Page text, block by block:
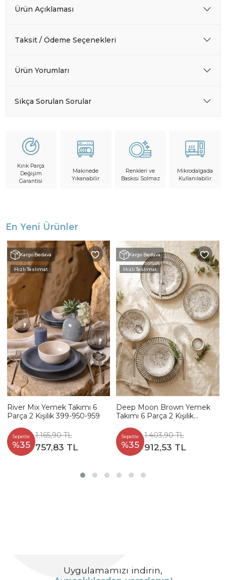
Ürün Açıklaması
Taksit / Ödeme Seçenekleri
Ürün Yorumları
Sıkça Sorulan Sorular
Kırık Parça
Değişim
Garantisi
Makinede
Yıkanabilir
Renkleri ve
Baskısı Solmaz
Mikrodalgada
Kullanılabilir
En Yeni Ürünler
Kargo Bedava
Hızlı Teslimat
River Mix Yemek Takımı 6
Parça 2 Kişilik 399-950-959
Sepette
%35
1.165,90 TL
757,83 TL
Kargo Bedava
Hızlı Teslimat
Deep Moon Brown Yemek
Takımı 6 Parça 2 Kişilik
Sepette
%35
1.403,90 TL
912,53 TL
Uygulamamızı indirin,